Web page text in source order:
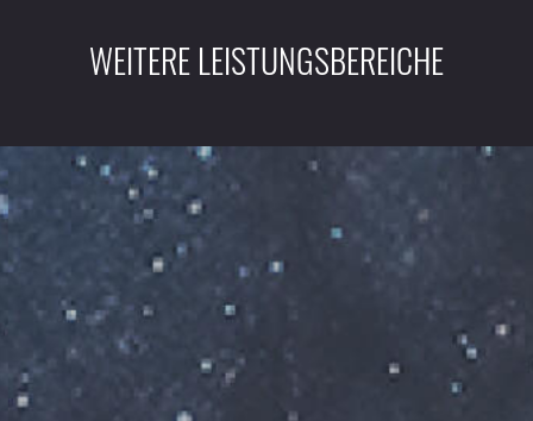
WEITERE LEISTUNGSBEREICHE